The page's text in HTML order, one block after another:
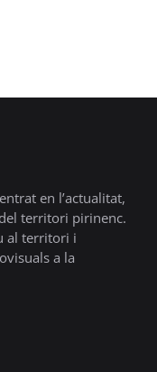
en l’actualitat,
territori pirinenc.
al territori i
a la